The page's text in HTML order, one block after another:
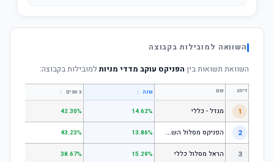
השוואה למובילות בקבוצה
השוואת תשואות בין הפניקס עוקב מדדי מניותלמובילות בקבוצה:
דירוג שם שנה ↕ 3 שנים ↕
1 מגדל - כללי 14.62%
42.30%
2 ה
פניקס מסלול השקעה כללי 13.86%
43.23%
3 הראל מסלול כללי 15.29%
38.67%